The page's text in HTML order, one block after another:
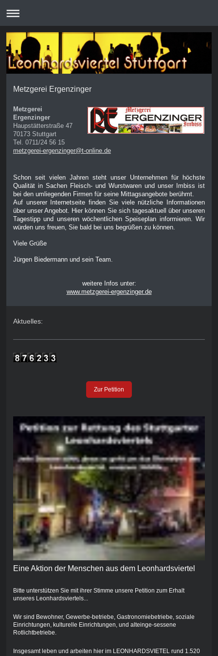
Metzgerei Ergenzinger
Metzgerei
Ergenzinger
Haupstätterstraße 47
70173 Stuttgart
Tel. 0711/24 56 15
metzgerei-ergenzinger@t-online.de
Schon seit vielen Jahren steht unser Unternehmen für höchste
Qualität in Sachen Fleisch- und Wurstwaren und unser Imbiss ist
bei den umliegenden Firmen für seine Mittagsangebote berühmt.
Auf unserer Internetseite finden Sie viele nützliche Informationen
über unser Angebot. Hier können Sie sich tagesaktuell über unseren
Tagestipp und unseren wöchentlichen Speiseplan informieren. Wir
würden uns freuen, Sie bald bei uns begrüßen zu können.
Viele Grüße
Jürgen Biedermann und sein Team.
weitere Infos unter:
www.metzgerei-ergenzinger.de
Aktuelles:
Zur Petition
Eine Aktion der Menschen aus dem Leonhardsviertel
Bitte unterstützen Sie mit ihrer Stimme unsere Petition zum Erhalt
unseres Leonhardsviertels...
Wir sind Bewohner, Gewerbe-betriebe, Gastronomiebetriebe, soziale
Einrichtungen, kulturelle Einrichtungen, und alteinge-sessene
Rotlichtbetriebe.
Insgesamt leben und arbeiten hier im LEONHARDSVIETEL rund 1.520